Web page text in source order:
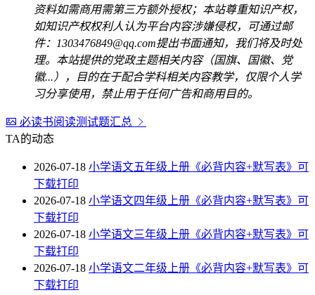
资料如需商用需第三方额外授权；本站尊重知识产权，
如知识产权权利人认为平台内容涉嫌侵权，可通过邮
件：1303476849@qq.com提出书面通知，我们将及时处
理。本站提供的党政主题相关内容（国旗、国徽、党
徽...），目的在于配合学科相关内容教学，仅限个人学
习分享使用，禁止用于任何广告和商用目的。
必读书阅读测试题汇总
TA的动态
2026-07-18 小学语文五年级上册《必背内容+默写表》可
下载打印
2026-07-18 小学语文四年级上册《必背内容+默写表》可
下载打印
2026-07-18 小学语文三年级上册《必背内容+默写表》可
下载打印
2026-07-18 小学语文二年级上册《必背内容+默写表》可
下载打印